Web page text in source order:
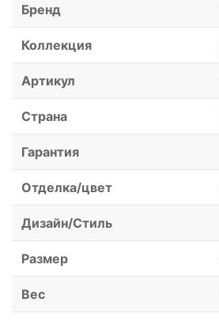
Бренд
Коллекция
Артикул
Страна
Гарантия
Отделка/цвет
Дизайн/Стиль
Размер
Вес